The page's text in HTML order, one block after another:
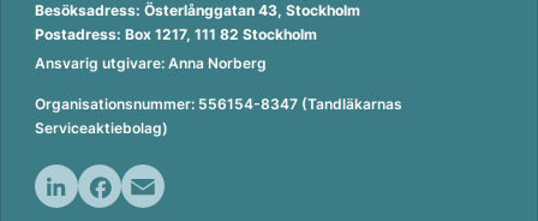
Besöksadress: Österlånggatan 43, Stockholm
Postadress: Box 1217, 111 82 Stockholm
Ansvarig utgivare: Anna Norberg
Organisationsnummer: 556154-8347 (Tandläkarnas
Serviceaktiebolag)